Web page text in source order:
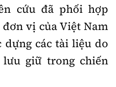
cứu đã phối hợp
vị của Việt Nam
dựng các tài liệu do
giữ trong chiến